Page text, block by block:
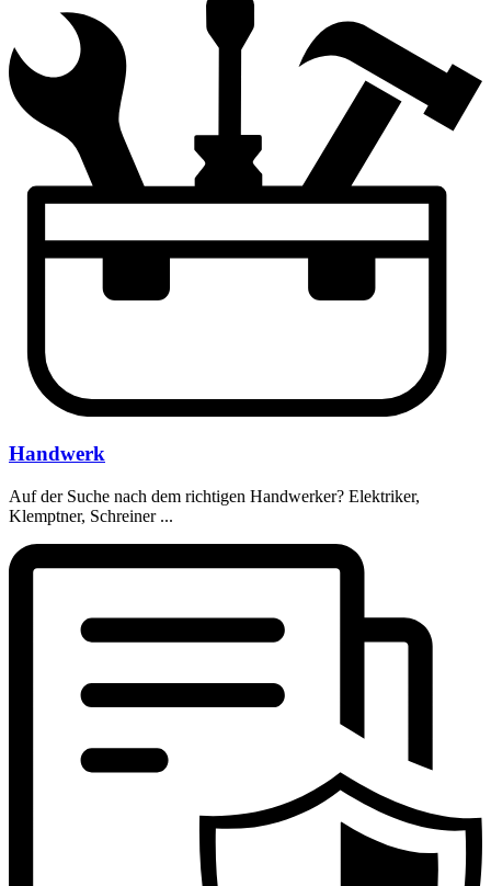
Handwerk
Auf der Suche nach dem richtigen Handwerker? Elektriker,
Klemptner, Schreiner ...